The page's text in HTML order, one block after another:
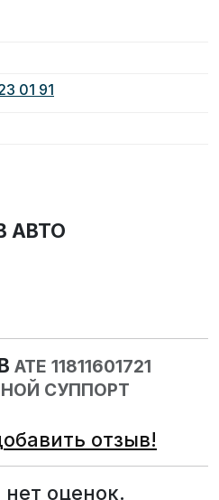
01 91
АВТО
ATE 11811601721
СУППОРТ
отзыв!
нет оценок.